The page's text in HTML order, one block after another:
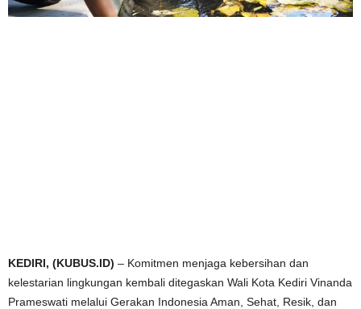
KEDIRI, (KUBUS.ID) – Komitmen menjaga kebersihan dan
kelestarian lingkungan kembali ditegaskan Wali Kota Kediri Vinanda
Prameswati melalui Gerakan Indonesia Aman, Sehat, Resik, dan